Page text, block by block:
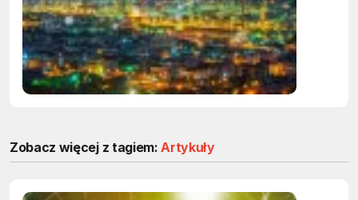
Zobacz więcej z tagiem:Artykuły